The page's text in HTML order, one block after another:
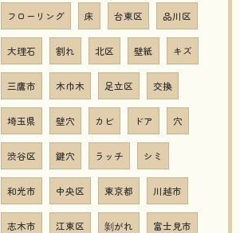
フローリング 床 台東区 品川区
大理石 割れ 北区 壁紙 キズ
三鷹市 木巾木 足立区 交換
埼玉県 壁穴 カビ ドア 穴
渋谷区 鍵穴 ラッチ シミ
和光市 中央区 東京都 川越市
志木市 江東区 剝がれ 富士見市